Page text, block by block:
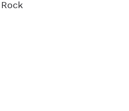
Rock